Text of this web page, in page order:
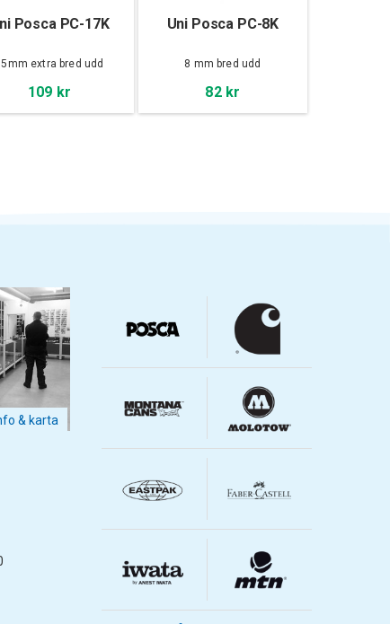
Posca PC-17K
extra bred udd
109 kr
Uni Posca PC-8K
8 mm bred udd
82 kr
& karta